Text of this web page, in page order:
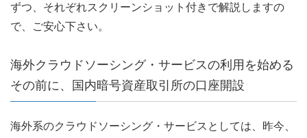
ずつ、それぞれスクリーンショット付きで解説しますの
で、ご安心下さい。
海外クラウドソーシング・サービスの利用を始める
その前に、国内暗号資産取引所の口座開設
海外系のクラウドソーシング・サービスとしては、昨今、